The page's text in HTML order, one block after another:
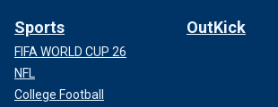
Sports
FIFA WORLD CUP 26
NFL
College Football
OutKick